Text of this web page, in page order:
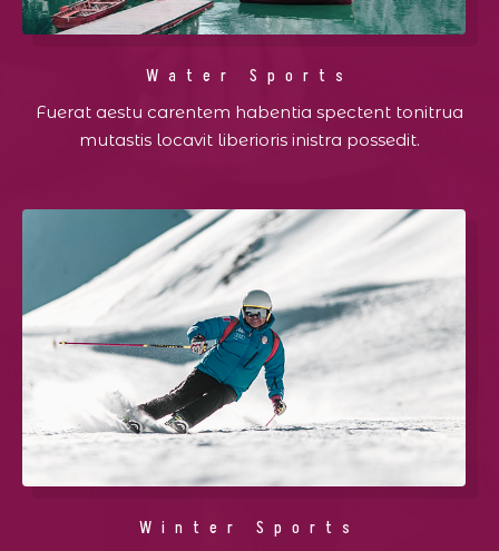
Water Sports
Fuerat aestu carentem habentia spectent tonitrua
mutastis locavit liberioris inistra possedit.
Winter Sports